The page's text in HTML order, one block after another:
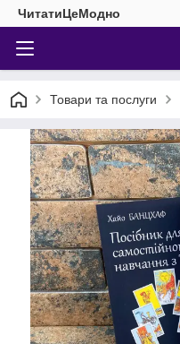
ЧитатиЦеМодно
Товари та послуги